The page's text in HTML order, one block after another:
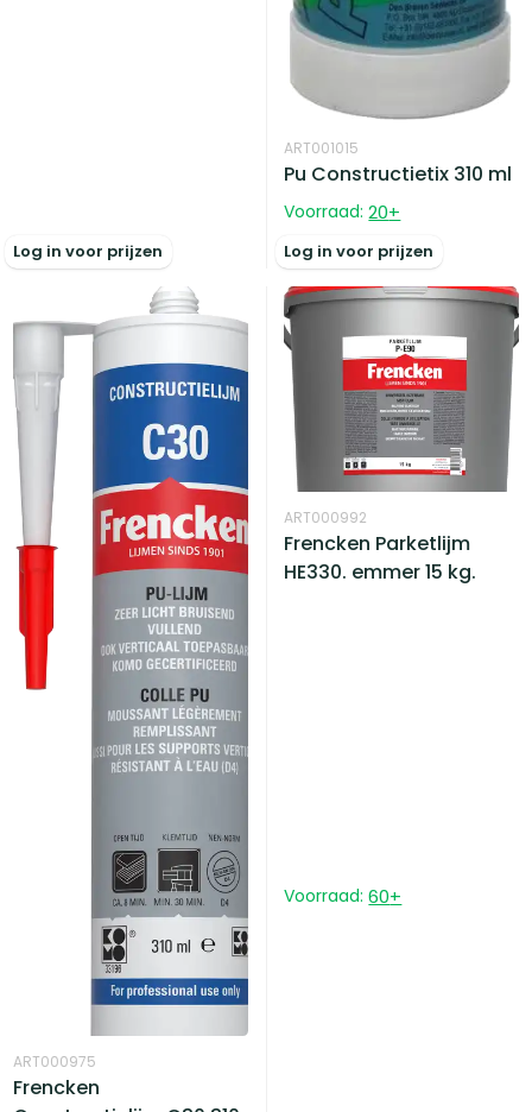
Log in voor prijzen
ART001015
Pu Constructietix 310 ml
Voorraad: 20+
Log in voor prijzen
ART000975
Frencken
ART000992
Frencken Parketlijm
HE330. emmer 15 kg.
Voorraad: 60+